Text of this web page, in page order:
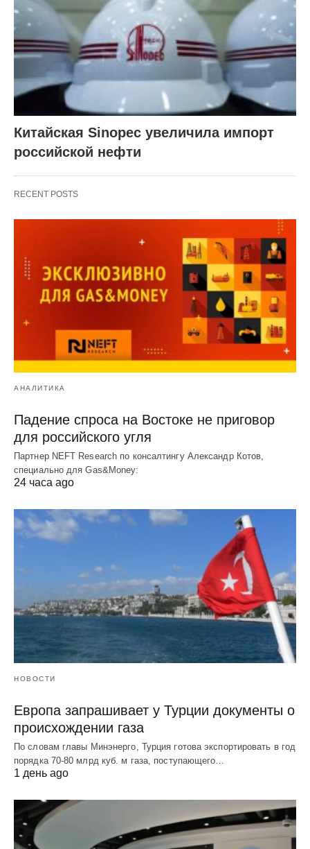
Китайская Sinopec увеличила импорт
российской нефти
RECENT POSTS
АНАЛИТИКА
Падение спроса на Востоке не приговор
для российского угля
Партнер NEFT Research по консалтингу Александр Котов,
специально для Gas&Money:
24 часа ago
НОВОСТИ
Европа запрашивает у Турции документы о
происхождении газа
По словам главы Минэнерго, Турция готова экспортировать в год
порядка 70-80 млрд куб. м газа, поступающего…
1 день ago